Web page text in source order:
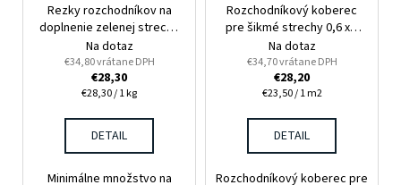
Rezky rozchodníkov na
doplnenie zelenej strechy
1 kg
Na dotaz
€34,80 vrátane DPH
€28,30
Jednotková
€28,30 / 1 kg
DETAIL
Minimálne množstvo na
Rozchodníkový koberec
pre šikmé strechy 0,6 x 2
m
Na dotaz
€34,70 vrátane DPH
€28,20
Jednotková
€23,50 / 1 m2
DETAIL
Rozchodníkový koberec pre